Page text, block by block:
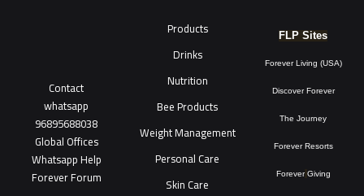
FLP Sites
Forever Living (USA)
Discover Forever
The Journey
Forever Resorts
Forever Giving
Products
Drinks
Nutrition
Bee Products
Weight Management
Personal Care
Skin Care
Contact
whatsapp
96895688038
Global Offices
Whatsapp Help
Forever Forum